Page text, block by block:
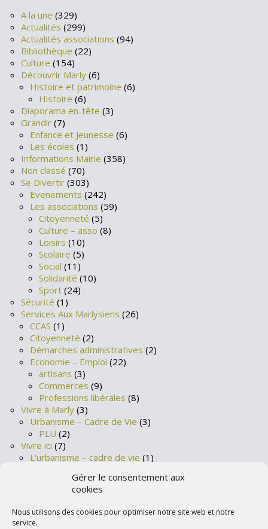
Gérer le consentement aux
cookies
Nous utilisons des cookies pour optimiser notre site web et notre
service.
A la une (329)
Actualités (299)
Actualités associations (94)
Bibliothèque (22)
Culture (154)
Découvrir Marly (6)
Histoire et patrimoine (6)
Histoire (6)
Diaporama en-tête (3)
Grandir (7)
Enfance et Jeunesse (6)
Les écoles (1)
Informations Mairie (358)
Non classé (70)
Se Divertir (303)
Evenements (242)
Les associations (59)
Citoyenneté (5)
Culture – asso (8)
Loisirs (10)
Scolaire (5)
Social (11)
Solidarité (10)
Sport (24)
Sécurité (1)
Services Aux Marlysiens (26)
CCAS (1)
Citoyenneté (2)
Démarches administratives (2)
Economie – Emploi (22)
artisans (3)
Commerces (9)
Professions libérales (8)
Vivre à Marly (3)
Urbanisme – Cadre de Vie (3)
PLU (2)
Vivre ici (7)
L'urbanisme – cadre de vie (1)
Les services de santé(4)
(45)
Les services municipaux(3)